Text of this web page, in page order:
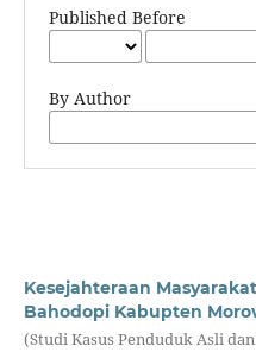
Published Before
By Author
Kesejahteraan
Bahodopi Kabupten
(Studi Kasus Penduduk Asli